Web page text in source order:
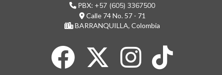
PBX: +57 (605) 3367500
Calle 74 No. 57 - 71
BARRANQUILLA, Colombia